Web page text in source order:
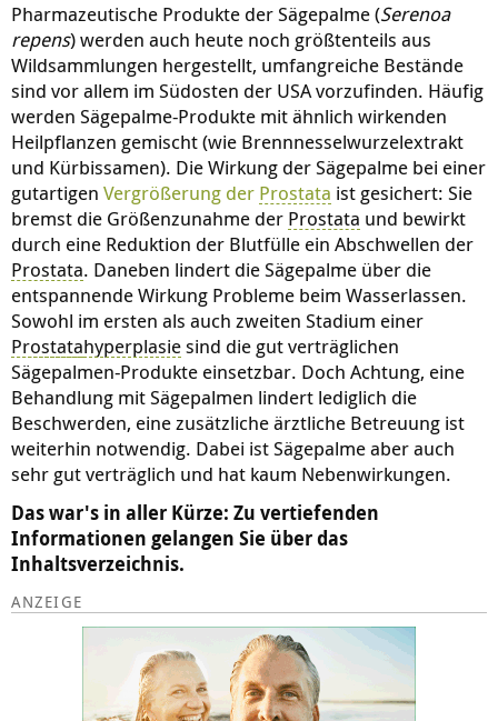
Pharmazeutische Produkte der Sägepalme (Serenoa
repens) werden auch heute noch größtenteils aus
Wildsammlungen hergestellt, umfangreiche Bestände
sind vor allem im Südosten der USA vorzufinden. Häufig
werden Sägepalme-Produkte mit ähnlich wirkenden
Heilpflanzen gemischt (wie Brennnesselwurzelextrakt
und Kürbissamen). Die Wirkung der Sägepalme bei einer
gutartigen Vergrößerung der Prostata ist gesichert: Sie
bremst die Größenzunahme der Prostata und bewirkt
durch eine Reduktion der Blutfülle ein Abschwellen der
Prostata. Daneben lindert die Sägepalme über die
entspannende Wirkung Probleme beim Wasserlassen.
Sowohl im ersten als auch zweiten Stadium einer
Prostatahyperplasiesind die gut verträglichen
Sägepalmen-Produkte einsetzbar. Doch Achtung, eine
Behandlung mit Sägepalmen lindert lediglich die
Beschwerden, eine zusätzliche ärztliche Betreuung ist
weiterhin notwendig. Dabei ist Sägepalme aber auch
sehr gut verträglich und hat kaum Nebenwirkungen.
Das war's in aller Kürze: Zu vertiefenden
Informationen gelangen Sie über das
Inhaltsverzeichnis.